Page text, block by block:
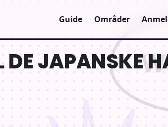
Guide Områder
DE JAPANSKE